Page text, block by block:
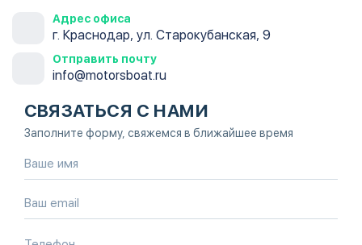
Адрес офиса
г. Краснодар, ул. Старокубанская, 9
Отправить почту
info@motorsboat.ru
СВЯЗАТЬСЯ С НАМИ
Заполните форму, свяжемся в ближайшее время